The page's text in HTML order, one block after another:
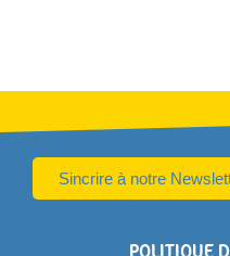
Sincrire à notre
POLITIQUE